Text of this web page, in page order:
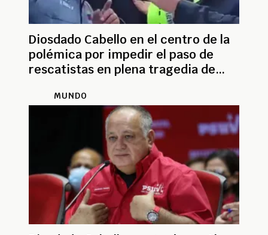
Diosdado Cabello en el centro de la
polémica por impedir el paso de
rescatistas en plena tragedia de
MUNDO